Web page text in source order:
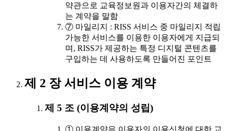
약관으로 교육정보원과 이용자간의 체결하
는 계약을 말함
⑦ 마일리지 : RISS 서비스 중 마일리지 적립
가능한 서비스를 이용한 이용자에게 지급되
며, RISS가 제공하는 특정 디지털 콘텐츠를
구입하는 데 사용하도록 만들어진 포인트
제 2 장 서비스 이용 계약
제 5 조 (이용계약의 성립)
① 이용계약은 이용자의 이용신청에 대한 교